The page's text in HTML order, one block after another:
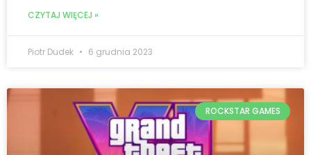
CZYTAJ WIĘCEJ »
Piotr Dudek 6 grudnia 2023
ROCKSTAR GAMES